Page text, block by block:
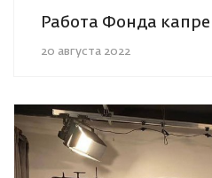
Работа Фонда
20 августа 2022